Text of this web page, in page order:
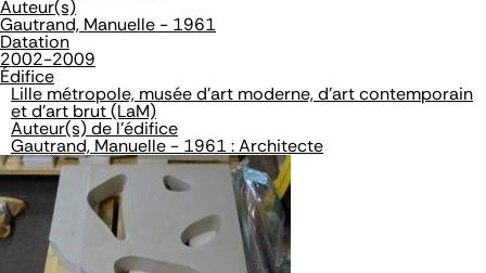
Auteur(s)
Gautrand, Manuelle - 1961
Datation
2002-2009
Édifice
Lille métropole, musée d'art moderne, d'art contemporain
et d'art brut (LaM)
Auteur(s) de l'édifice
Gautrand, Manuelle - 1961 : Architecte